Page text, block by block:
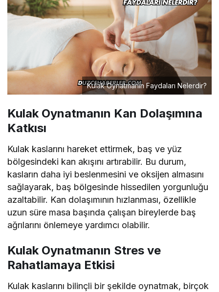
Kulak Oynatmanın Faydaları Nelerdir?
Kulak Oynatmanın Kan Dolaşımına
Katkısı
Kulak kaslarını hareket ettirmek, baş ve yüz
bölgesindeki kan akışını artırabilir. Bu durum,
kasların daha iyi beslenmesini ve oksijen almasını
sağlayarak, baş bölgesinde hissedilen yorgunluğu
azaltabilir. Kan dolaşımının hızlanması, özellikle
uzun süre masa başında çalışan bireylerde baş
ağrılarını önlemeye yardımcı olabilir.
Kulak Oynatmanın Stres ve
Rahatlamaya Etkisi
Kulak kaslarını bilinçli bir şekilde oynatmak, birçok